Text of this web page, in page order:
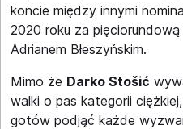
koncie między innymi
2020 roku za
Adrianem Błeszyńskim.
Mimo że Darko Stošić
walki o pas kategorii
gotów podjąć każde